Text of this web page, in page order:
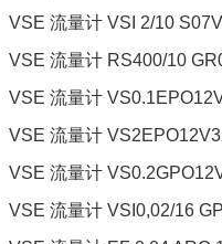
VSE 流量计 VSI 2/10
VSE 流量计 RS400/10
VSE 流量计
VSE 流量计
VSE 流量计
VSE 流量计 VSI0,02/16